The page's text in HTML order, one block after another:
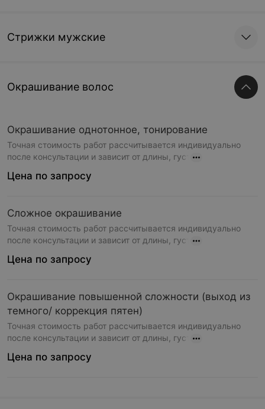
Стрижки мужские
Окрашивание волос
Окрашивание однотонное, тонирование
Точная стоимость работ рассчитывается индивидуально
после консультации и зависит от длины, густ
Цена по запросу
Сложное окрашивание
Точная стоимость работ рассчитывается индивидуально
после консультации и зависит от длины, густ
Цена по запросу
Окрашивание повышенной сложности (выход из
темного/ коррекция пятен)
Точная стоимость работ рассчитывается индивидуально
после консультации и зависит от длины, густ
Цена по запросу